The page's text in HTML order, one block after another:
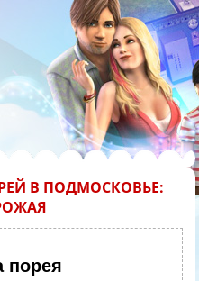
В ПОДМОСКОВЬЕ:
порея